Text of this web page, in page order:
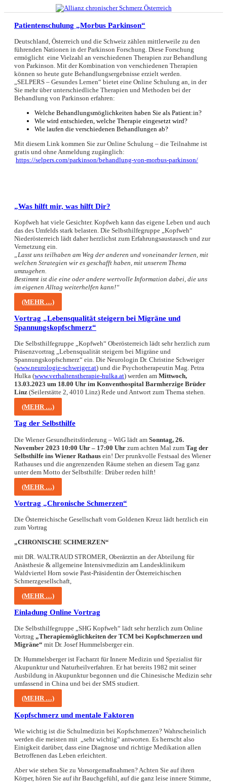
Patientenschulung „Morbus Parkinson“
Deutschland, Österreich und die Schweiz zählen mittlerweile zu den
führenden Nationen in der Parkinson Forschung. Diese Forschung
ermöglicht eine Vielzahl an verschiedenen Therapien zur Behandlung
von Parkinson. Mit der Kombination von verschiedenen Therapien
können so heute gute Behandlungsergebnisse erzielt werden.
„SELPERS – Gesundes Lernen“ bietet eine Online Schulung an, in der
Sie mehr über unterschiedliche Therapien und Methoden bei der
Behandlung von Parkinson erfahren:
Welche Behandlungsmöglichkeiten haben Sie als Patient:in?
Wie wird entschieden, welche Therapie eingesetzt wird?
Wie laufen die verschiedenen Behandlungen ab?
Mit diesem Link kommen Sie zur Online Schulung – die Teilnahme ist
gratis und ohne Anmeldung zugänglich:
https://selpers.com/parkinson/behandlung-von-morbus-parkinson/
„Was hilft mir, was hilft Dir?
Kopfweh hat viele Gesichter. Kopfweh kann das eigene Leben und auch
das des Umfelds stark belasten. Die Selbsthilfegruppe „Kopfweh“
Niederösterreich lädt daher herzlichst zum Erfahrungsaustausch und zur
Vernetzung ein.
„Lasst uns teilhaben am Weg der anderen und voneinander lernen, mit
welchen Strategien wir es geschafft haben, mit unserem Thema
umzugehen.
Bestimmt ist die eine oder andere wertvolle Information dabei, die uns
im eigenen Alltag weiterhelfen kann!“
(MEHR …)
Vortrag „Lebensqualität steigern bei Migräne und
Spannungskopfschmerz“
Die Selbsthilfegruppe „Kopfweh“ Oberösterreich lädt sehr herzlich zum
Präsenzvortrag „Lebensqualität steigern bei Migräne und
Spannungskopfschmerz“ ein. Die Neurologin Dr. Christine Schweiger
(www.neurologie-schweiger.at) und die Psychotherapeutin Mag. Petra
Hulka (www.verhaltenstherapie-hulka.at) werden am Mittwoch,
13.03.2023 um 18.00 Uhr im Konventhospital Barmherzige Brüder
Linz (Seilerstätte 2, 4010 Linz) Rede und Antwort zum Thema stehen.
(MEHR …)
Tag der Selbsthilfe
Die Wiener Gesundheitsförderung – WiG lädt am Sonntag, 26.
November 2023 10:00 Uhr – 17:00 Uhr zum achten Mal zum Tag der
Selbsthilfe ins Wiener Rathaus ein! Der prunkvolle Festsaal des Wiener
Rathauses und die angrenzenden Räume stehen an diesem Tag ganz
unter dem Motto der Selbsthilfe: Drüber reden hilft!
(MEHR …)
Vortrag „Chronische Schmerzen“
Die Österreichische Gesellschaft vom Goldenen Kreuz lädt herzlich ein
zum Vortrag
„CHRONISCHE SCHMERZEN“
mit DR. WALTRAUD STROMER, Oberärztin an der Abteilung für
Anästhesie & allgemeine Intensivmedizin am Landesklinikum
Waldviertel Horn sowie Past-Präsidentin der Österreichischen
Schmerzgesellschaft,
(MEHR …)
Einladung Online Vortrag
Die Selbsthilfegruppe „SHG Kopfweh“ lädt sehr herzlich zum Online
Vortrag „Therapiemöglichkeiten der TCM bei Kopfschmerzen und
Migräne“ mit Dr. Josef Hummelsberger ein.
Dr. Hummelsberger ist Facharzt für Innere Medizin und Spezialist für
Akupunktur und Naturheilverfahren. Er hat bereits 1982 mit seiner
Ausbildung in Akupunktur begonnen und die Chinesische Medizin sehr
umfassend in China und bei der SMS studiert.
(MEHR …)
Kopfschmerz und mentale Faktoren
Wie wichtig ist die Schulmedizin bei Kopfschmerzen? Wahrscheinlich
werden die meisten mit „sehr wichtig“ antworten. Es herrscht also
Einigkeit darüber, dass eine Diagnose und richtige Medikation allen
Betroffenen das Leben erleichtert.
Aber wie stehen Sie zu Vorsorgemaßnahmen? Achten Sie auf ihren
Körper, hören Sie auf ihr Bauchgefühl, auf die ganz leise innere Stimme,